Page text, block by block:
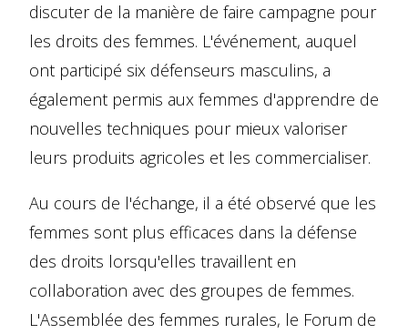
discuter de la manière de faire campagne pour
les droits des femmes. L'événement, auquel
ont participé six défenseurs masculins, a
également permis aux femmes d'apprendre de
nouvelles techniques pour mieux valoriser
leurs produits agricoles et les commercialiser.
Au cours de l'échange, il a été observé que les
femmes sont plus efficaces dans la défense
des droits lorsqu'elles travaillent en
collaboration avec des groupes de femmes.
L'Assemblée des femmes rurales, le Forum de